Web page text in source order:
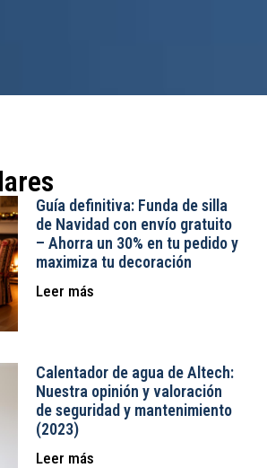
Guía definitiva: Funda de silla
de Navidad con envío gratuito
– Ahorra un 30% en tu pedido y
maximiza tu decoración
Leer más
Calentador de agua de Altech:
Nuestra opinión y valoración
de seguridad y mantenimiento
(2023)
Leer más